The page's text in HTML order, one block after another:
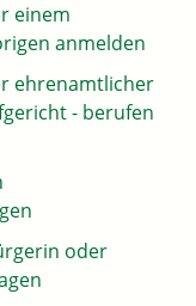
einem
anmelden
ehrenamtlicher
- berufen
oder